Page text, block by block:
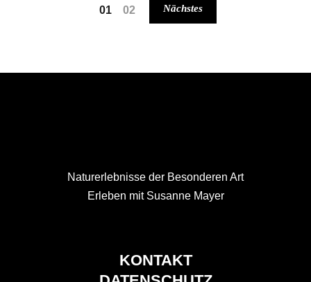
01 02 Nächstes
Naturerlebnisse der Besonderen Art
Erleben mit Susanne Mayer
KONTAKT